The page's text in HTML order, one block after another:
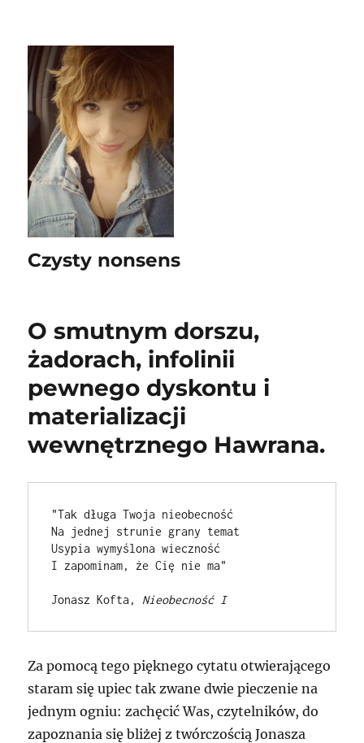
Czysty nonsens
O smutnym dorszu,
żadorach, infolinii
pewnego dyskontu i
materializacji
wewnętrznego Hawrana.
"Tak długa Twoja nieobecność
Na jednej strunie grany temat
Usypia wymyślona wieczność
I zapominam, że Cię nie ma"
Jonasz Kofta, Nieobecność I
Za pomocą tego pięknego cytatu otwierającego
staram się upiec tak zwane dwie pieczenie na
jednym ogniu: zachęcić Was, czytelników, do
zapoznania się bliżej z twórczością Jonasza